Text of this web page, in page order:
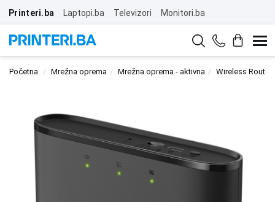
Printeri.ba Laptopi.ba Televizori Monitori.ba
Početna Mrežna oprema Mrežna oprema - aktivna Wireless Router